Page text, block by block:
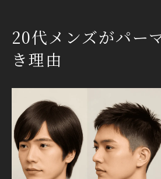
20代メンズがパー
き理由